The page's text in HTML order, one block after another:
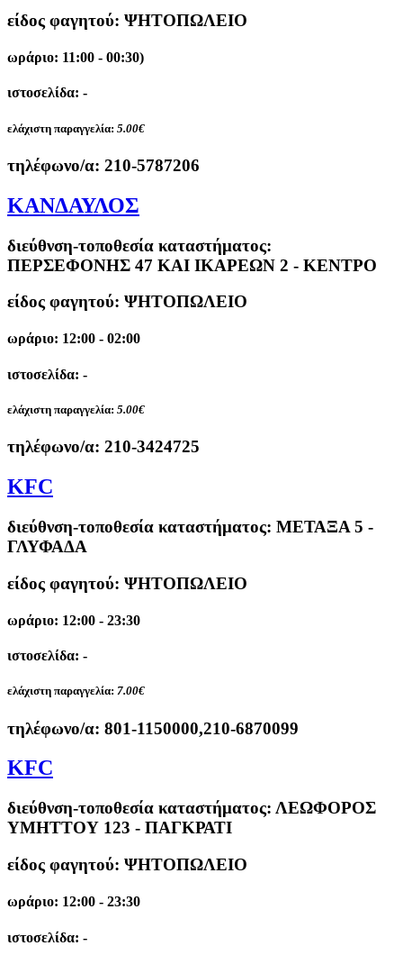
είδος φαγητού: ΨΗΤΟΠΩΛΕΙΟ
ωράριο: 11:00 - 00:30)
ιστοσελίδα: -
ελάχιστη παραγγελία: 5.00€
τηλέφωνο/α: 210-5787206
ΚΑΝΔΑΥΛΟΣ
διεύθνση-τοποθεσία καταστήματος:
ΠΕΡΣΕΦΟΝΗΣ 47 ΚΑΙ ΙΚΑΡΕΩΝ 2 - ΚΕΝΤΡΟ
είδος φαγητού: ΨΗΤΟΠΩΛΕΙΟ
ωράριο: 12:00 - 02:00
ιστοσελίδα: -
ελάχιστη παραγγελία: 5.00€
τηλέφωνο/α: 210-3424725
KFC
διεύθνση-τοποθεσία καταστήματος: ΜΕΤΑΞΑ 5 -
ΓΛΥΦΑΔΑ
είδος φαγητού: ΨΗΤΟΠΩΛΕΙΟ
ωράριο: 12:00 - 23:30
ιστοσελίδα: -
ελάχιστη παραγγελία: 7.00€
τηλέφωνο/α: 801-1150000,210-6870099
KFC
διεύθνση-τοποθεσία καταστήματος: ΛΕΩΦΟΡΟΣ
ΥΜΗΤΤΟΥ 123 - ΠΑΓΚΡΑΤΙ
είδος φαγητού: ΨΗΤΟΠΩΛΕΙΟ
ωράριο: 12:00 - 23:30
ιστοσελίδα: -